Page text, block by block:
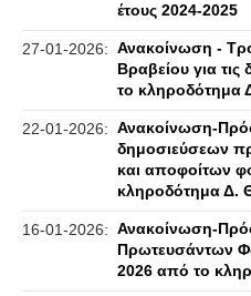
έτους 2024-2025
27-01-2026: Ανακοίνωση -
Βραβείου για τις
το κληροδότημα
22-01-2026: Ανακοίνωση-
δημοσιεύσεων
και αποφοίτων
κληροδότημα Δ.
16-01-2026: Ανακοίνωση-
Πρωτευσάντων
2026 από το